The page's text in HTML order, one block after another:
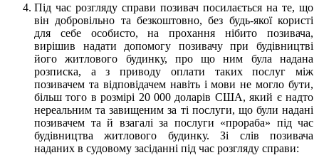
Під час розгляду справи позивач посилається на те, що
він добровільно та безкоштовно, без будь-якої користі
для себе особисто, на прохання нібито позивача,
вирішив надати допомогу позивачу при будівництві
його житлового будинку, про що ним була надана
розписка, а з приводу оплати таких послуг між
позивачем та відповідачем навіть і мови не могло бути,
більш того в розмірі 20 000 доларів США, який є надто
нереальним та завищеним за ті послуги, що були надані
позивачем та й взагалі за послуги «прораба» під час
будівництва житлового будинку. Зі слів позивача
наданих в судовому засіданні під час розгляду справи: